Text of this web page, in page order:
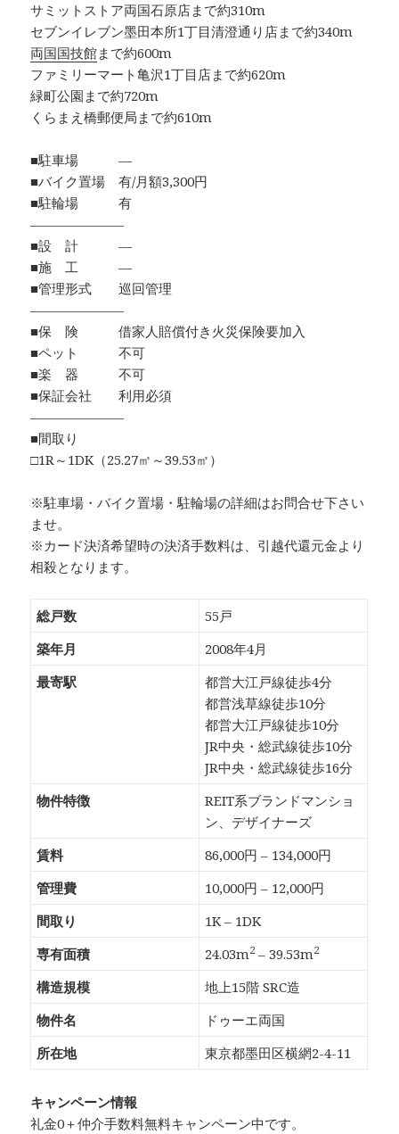
サミットストア両国石原店まで約310m
セブンイレブン墨田本所1丁目清澄通り店まで約340m
両国国技館まで約600m
ファミリーマート亀沢1丁目店まで約620m
緑町公園まで約720m
くらまえ橋郵便局まで約610m
■駐車場 ―
■バイク置場 有/月額3,300円
■駐輪場 有
―――――――
■設 計 ―
■施 工 ―
■管理形式 巡回管理
―――――――
■保 険 借家人賠償付き火災保険要加入
■ペット 不可
■楽 器 不可
■保証会社 利用必須
―――――――
■間取り
□1R～1DK（25.27㎡～39.53㎡）
※駐車場・バイク置場・駐輪場の詳細はお問合せ下さい
ませ。
※カード決済希望時の決済手数料は、引越代還元金より
相殺となります。
総戸数
55戸
築年月
2008年4月
最寄駅
都営大江戸線徒歩4分
都営浅草線徒歩10分
都営大江戸線徒歩10分
JR中央・総武線徒歩10分
JR中央・総武線徒歩16分
物件特徴
REIT系ブランドマンショ
ン、デザイナーズ
賃料
86,000円 – 134,000円
管理費
10,000円 – 12,000円
間取り
1K – 1DK
専有面積
24.03m2 – 39.53m2
構造規模
地上15階 SRC造
物件名
ドゥーエ両国
所在地
東京都墨田区横網2-4-11
キャンペーン情報
礼金0＋仲介手数料無料キャンペーン中です。